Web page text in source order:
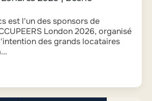
est l'un des sponsors de
London 2026, organisé
des grands locataires